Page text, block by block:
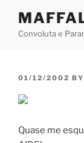
contentConvoluta e
POSTED
01/12/2002 BY
Quase me